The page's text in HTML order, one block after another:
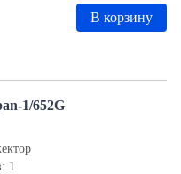
В корзину
1/652G
1